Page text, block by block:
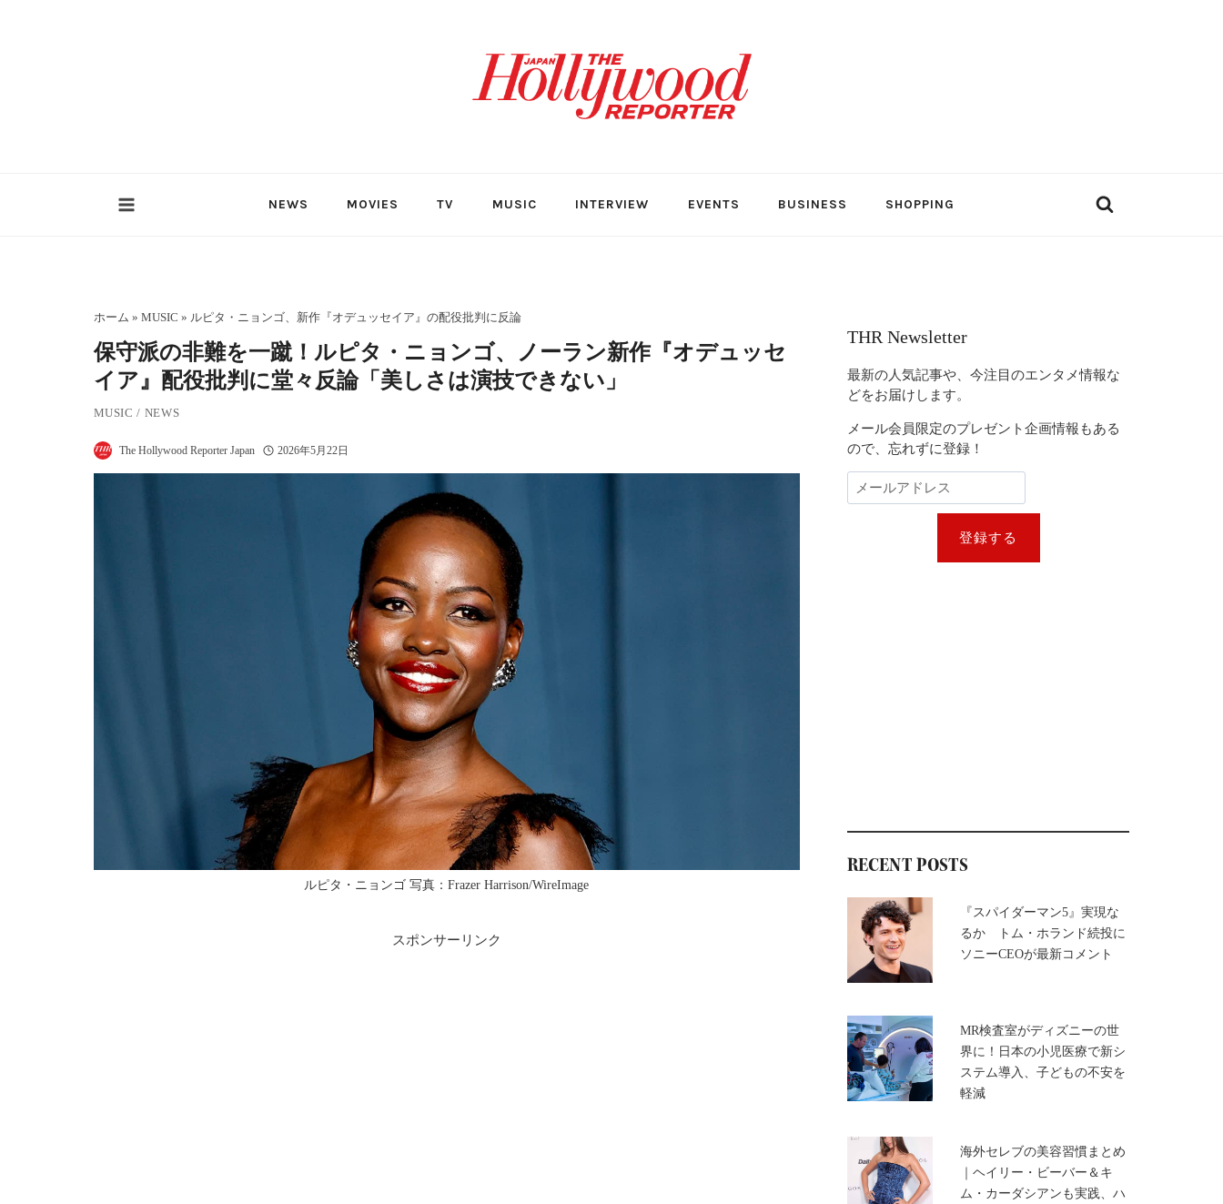
NEWS MOVIES TV MUSIC INTERVIEW EVENTS BUSINESS SHOPPING
ホーム » MUSIC » ルピタ・ニョンゴ、新作『オデュッセイア』の配役批判に反論
保守派の非難を一蹴！ルピタ・ニョンゴ、ノーラン新作『オデュッセ
イア』配役批判に堂々反論「美しさは演技できない」
MUSIC / NEWS
The Hollywood Reporter Japan 2026年5月22日
ルピタ・ニョンゴ 写真：Frazer Harrison/WireImage
スポンサーリンク
THR Newsletter
最新の人気記事や、今注目のエンタメ情報な
どをお届けします。
メール会員限定のプレゼント企画情報もある
ので、忘れずに登録！
登録する
RECENT POSTS
『スパイダーマン5』実現な
るか トム・ホランド続投に
ソニーCEOが最新コメント
MR検査室がディズニーの世
界に！日本の小児医療で新シ
ステム導入、子どもの不安を
軽減
海外セレブの美容習慣まとめ
｜ヘイリー・ビーバー＆キ
ム・カーダシアンも実践、ハ